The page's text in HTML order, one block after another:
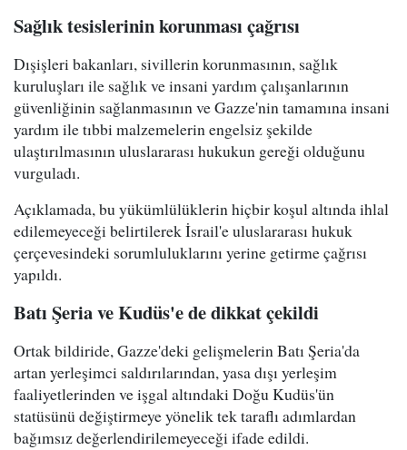
Sağlık tesislerinin korunması çağrısı
Dışişleri bakanları, sivillerin korunmasının, sağlık
kuruluşları ile sağlık ve insani yardım çalışanlarının
güvenliğinin sağlanmasının ve Gazze'nin tamamına insani
yardım ile tıbbi malzemelerin engelsiz şekilde
ulaştırılmasının uluslararası hukukun gereği olduğunu
vurguladı.
Açıklamada, bu yükümlülüklerin hiçbir koşul altında ihlal
edilemeyeceği belirtilerek İsrail'e uluslararası hukuk
çerçevesindeki sorumluluklarını yerine getirme çağrısı
yapıldı.
Batı Şeria ve Kudüs'e de dikkat çekildi
Ortak bildiride, Gazze'deki gelişmelerin Batı Şeria'da
artan yerleşimci saldırılarından, yasa dışı yerleşim
faaliyetlerinden ve işgal altındaki Doğu Kudüs'ün
statüsünü değiştirmeye yönelik tek taraflı adımlardan
bağımsız değerlendirilemeyeceği ifade edildi.